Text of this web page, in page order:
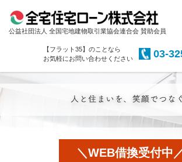
公益社団法人 全国宅地建物取引業協会連合会 賛助会員
【フラット35】のことなら
お気軽にお問い合わせください
03-
＼WEB借換受付中